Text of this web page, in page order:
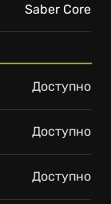
Saber Core
Доступно
Доступно
Доступно